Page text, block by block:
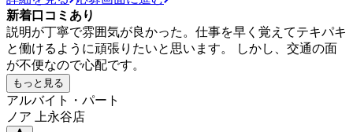
新着口コミあり
説明が丁寧で雰囲気が良かった。仕事を早く覚えてテキパキ
と働けるように頑張りたいと思います。 しかし、交通の面
が不便なので心配です。
もっと見る
アルバイト・パート
ノア 上永谷店